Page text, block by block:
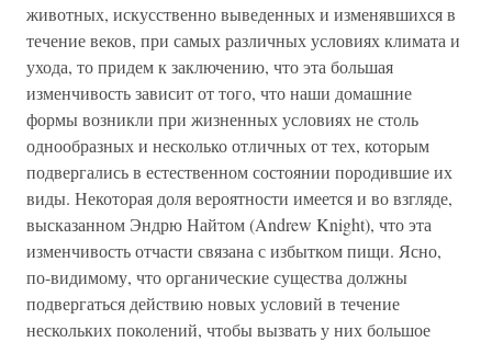
животных, искусственно выведенных и изменявшихся в
течение веков, при самых различных условиях климата и
ухода, то придем к заключению, что эта большая
изменчивость зависит от того, что наши домашние
формы возникли при жизненных условиях не столь
однообразных и несколько отличных от тех, которым
подвергались в естественном состоянии породившие их
виды. Некоторая доля вероятности имеется и во взгляде,
высказанном Эндрю Найтом (Andrew Knight), что эта
изменчивость отчасти связана с избытком пищи. Ясно,
по-видимому, что органические существа должны
подвергаться действию новых условий в течение
нескольких поколений, чтобы вызвать у них большое